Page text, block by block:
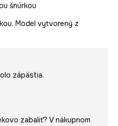
šnúrkou
Model vytvorený z
zápästia.
zabaliť? V nákupnom